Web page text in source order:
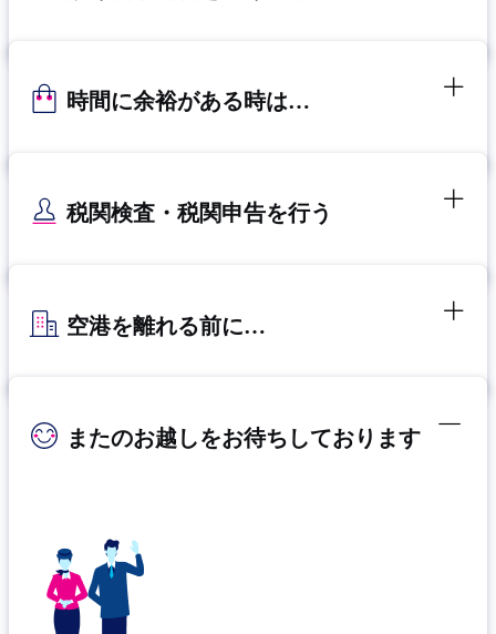
時間に余裕がある時は…
税関検査・税関申告を行う
空港を離れる前に…
またのお越しをお待ちしております